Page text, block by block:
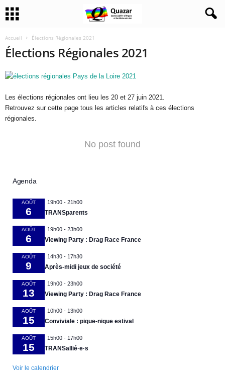
Accueil Élections Régionales 2021
Élections Régionales 2021
Les élections régionales ont lieu les 20 et 27 juin 2021.
Retrouvez sur cette page tous les articles relatifs à ces élections
régionales.
No post found
Agenda
AOÛT
6
19h00 - 21h00
TRANSparents
AOÛT
6
19h00 - 23h00
Viewing Party : Drag Race France
AOÛT
9
14h30 - 17h30
Après-midi jeux de société
AOÛT
13
19h00 - 23h00
Viewing Party : Drag Race France
AOÛT
15
10h00 - 13h00
Conviviale : pique-nique estival
AOÛT
15
15h00 - 17h00
TRANSallié·e·s
Voir le calendrier